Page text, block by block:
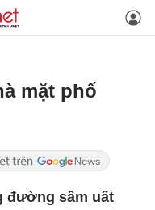
mặt phố
đường sầm uất